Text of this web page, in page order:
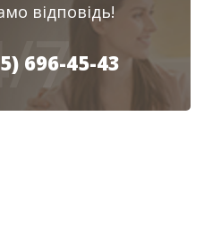
відповідь!
696-45-43
7